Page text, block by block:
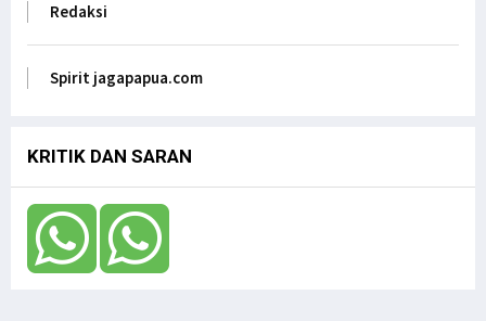
di DPD RI
Redaksi
Spirit jagapapua.com
KRITIK DAN SARAN